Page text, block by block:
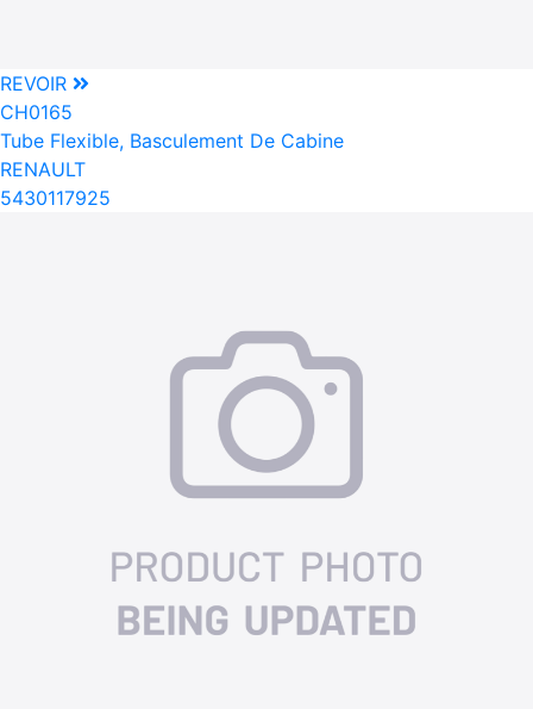
REVOIR
CH0165
Tube Flexible, Basculement De Cabine
RENAULT
5430117925